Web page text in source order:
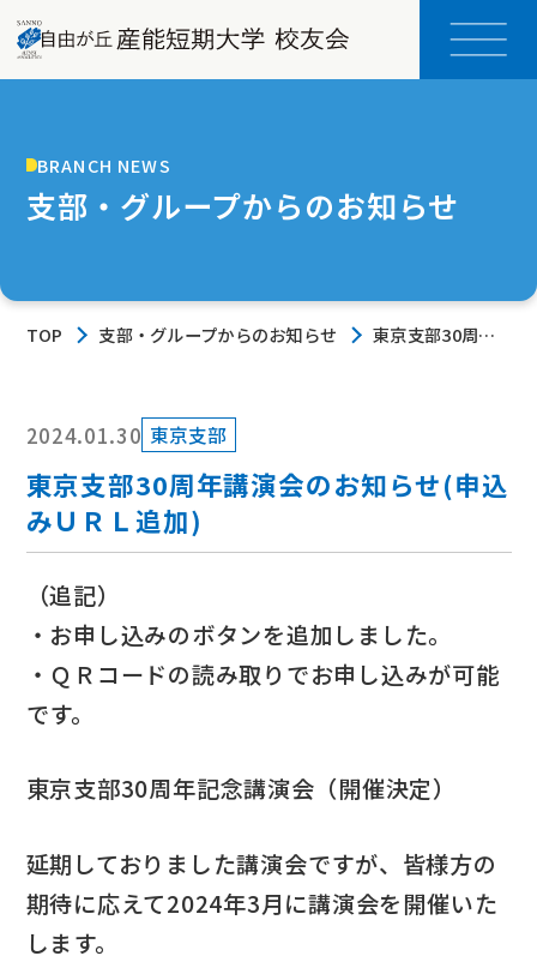
BRANCH NEWS
支部・グループからのお知らせ
TOP 支部・グループからのお知らせ
東京支部30周年
2024.01.30 東京支部
東京支部30周年講演会のお知らせ(申込
みＵＲＬ追加)
（追記）
・お申し込みのボタンを追加しました。
・ＱＲコードの読み取りでお申し込みが可能
です。
東京支部30周年記念講演会（開催決定）
延期しておりました講演会ですが、皆様方の
期待に応えて2024年3月に講演会を開催いた
します。